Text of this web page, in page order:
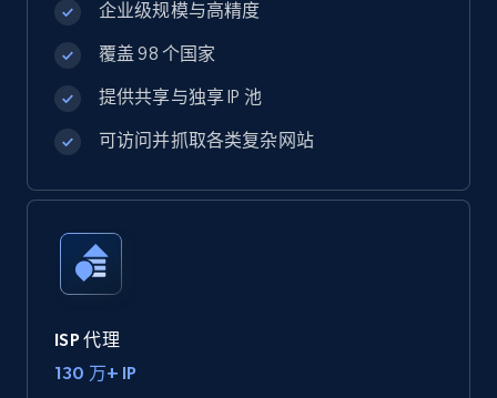
企业级规模与高精度
覆盖 98 个国家
提供共享与独享 IP 池
可访问并抓取各类复杂网站
ISP 代理
130 万+ IP